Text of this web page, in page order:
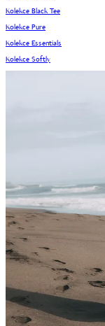
Kolekce Black Tee
Kolekce Pure
Kolekce Essentials
Kolekce Softly